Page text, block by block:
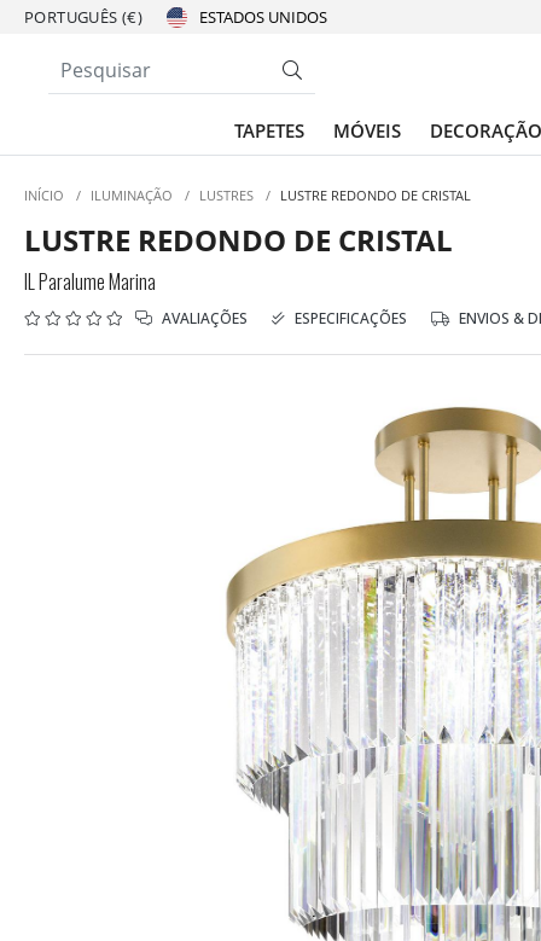
PORTUGUÊS (€)
TAPETES MÓVEIS DECORAÇÃO
INÍCIO / ILUMINAÇÃO / LUSTRES / LUSTRE REDONDO DE CRISTAL
LUSTRE REDONDO DE CRISTAL
IL Paralume Marina
AVALIAÇÕES ESPECIFICAÇÕES ENVIOS &